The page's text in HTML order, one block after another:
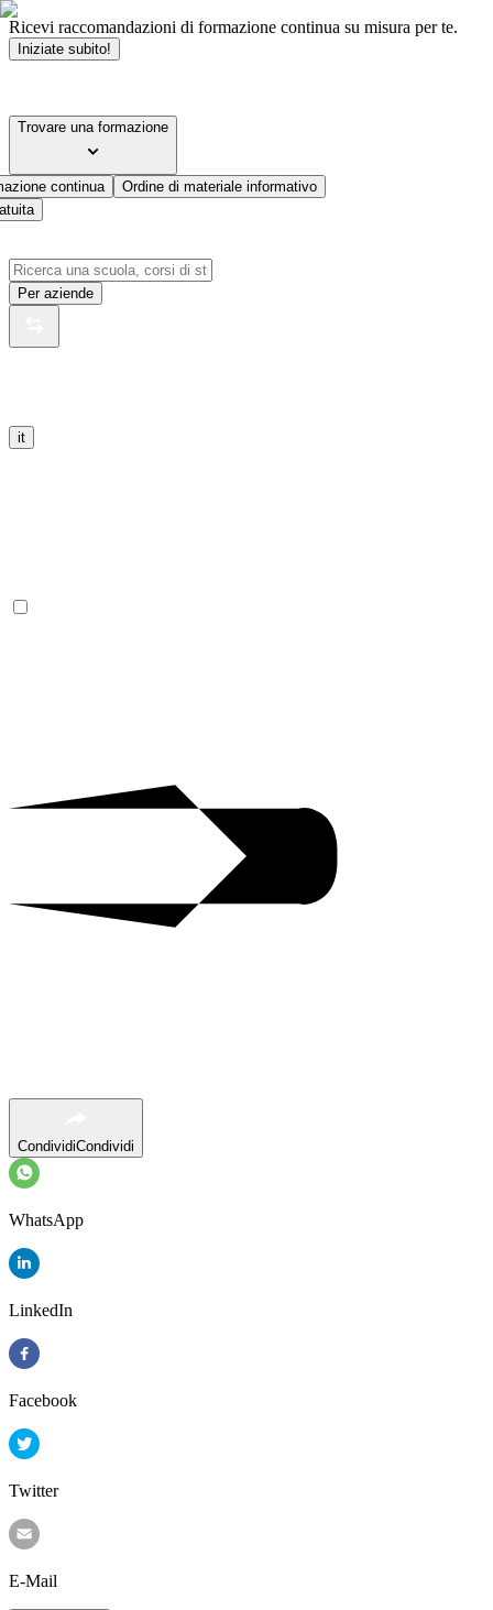
Ricevi raccomandazioni di formazione continua su misura per te.
Iniziate subito!
Trovare una formazione
continua
Ordine di materiale informativo
Per aziende
it
CondividiCondividi
WhatsApp
LinkedIn
Facebook
Twitter
E-Mail